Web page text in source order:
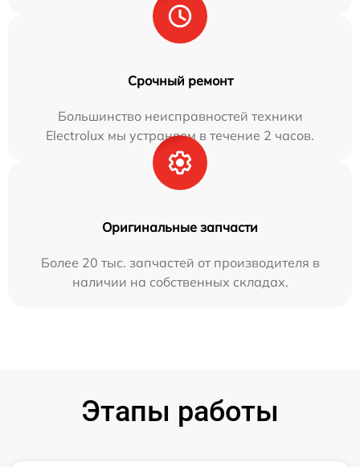
Срочный ремонт
Большинство неисправностей техники
Electrolux мы устраняем в течение 2 часов.
Оригинальные запчасти
Более 20 тыс. запчастей от производителя в
наличии на собственных складах.
Этапы работы